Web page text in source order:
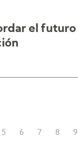
el futuro
5 6 7 8 9